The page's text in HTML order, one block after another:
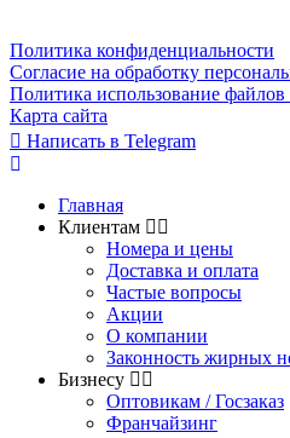
Политика конфиденциальности
Согласие на обработку
Политика использование файлов
Карта сайта
Написать в Telegram
Главная
Клиентам
Номера и цены
Доставка и оплата
Частые вопросы
Акции
О компании
Законность жирных
Бизнесу
Оптовикам / Госзаказ
Франчайзинг